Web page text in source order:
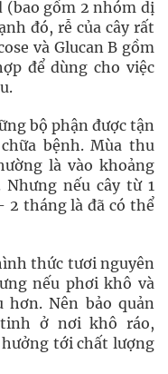
(bao gồm 2 nhóm dị
đó, rễ của cây rất
và Glucan B gồm
để dùng cho việc
bộ phận được tận
bệnh. Mùa thu
là vào khoảng
nếu cây từ 1
tháng là đã có thể
thức tươi nguyên
nếu phơi khô và
Nên bảo quản
ở nơi khô ráo,
tới chất lượng